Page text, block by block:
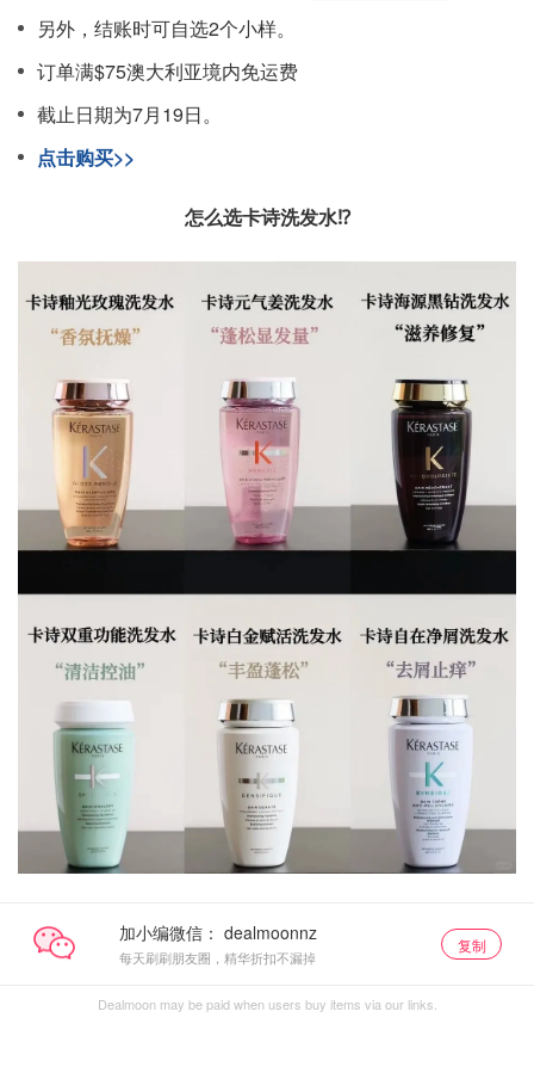
另外，结账时可自选2个小样。
订单满$75澳大利亚境内免运费
截止日期为7月19日。
点击购买>>
怎么选卡诗洗发水⁉️
加小编微信：
每天刷刷朋友圈，精华折扣不漏掉
复制
Dealmoon may be paid when users buy items via our links.